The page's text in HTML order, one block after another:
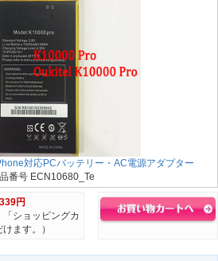
対応PCバッテリー・AC電源アダプター
番号 ECN10680_Te
円
「ショッピングカ
ます。）